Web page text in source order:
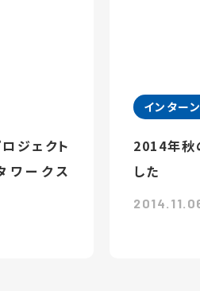
ジェクト
ークス
インター
2014年秋
した